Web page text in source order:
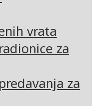
vrata
za
za